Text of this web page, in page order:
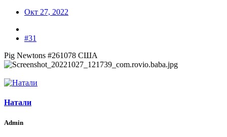
Окт 27, 2022
#31
Pig Newtons #261078 США
Натали
Admin